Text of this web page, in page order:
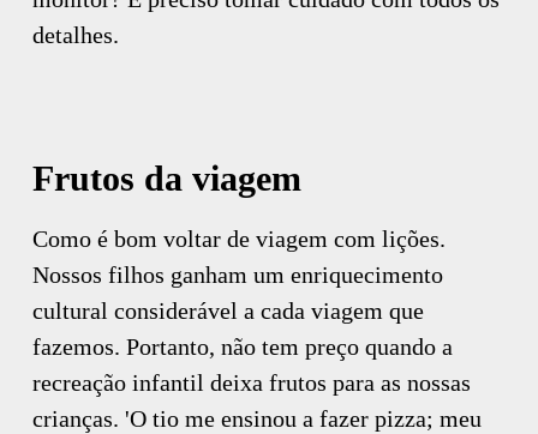
detalhes.
Frutos da viagem
Como é bom voltar de viagem com lições.
Nossos filhos ganham um enriquecimento
cultural considerável a cada viagem que
fazemos. Portanto, não tem preço quando a
recreação infantil deixa frutos para as nossas
crianças. 'O tio me ensinou a fazer pizza; meu